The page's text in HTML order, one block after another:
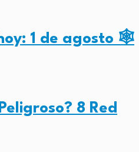
1 de agosto 🕸️
8 Red